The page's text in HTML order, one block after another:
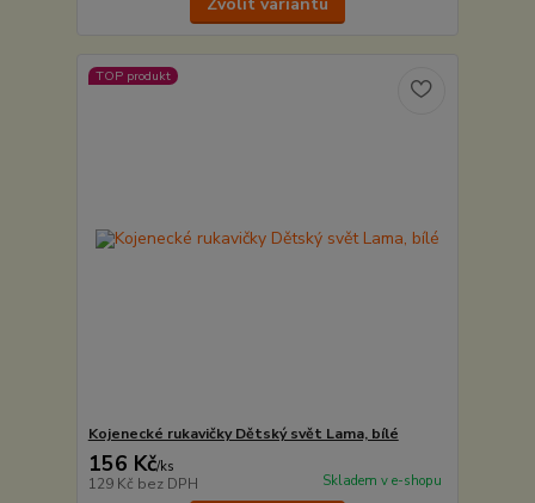
TOP produkt
Kojenecké rukavičky Dětský svět Lama, bílé
156 Kč/ks
129 Kč bez DPH Skladem v e-shopu